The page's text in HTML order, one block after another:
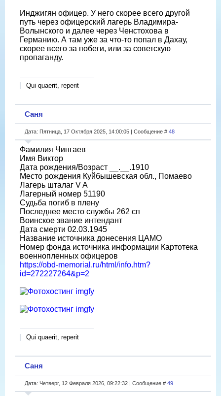
Инджигян офицер. У него скорее всего другой
путь через офицерский лагерь Владимира-
Волынского и далее через Ченстохова в
Германию. А там уже за что-то попал в Дахау,
скорее всего за побеги, или за советскую
пропаганду.
Qui quaerit, reperit
Саня
Дата: Пятница, 17 Октября 2025, 14:00:05 | Сообщение # 48
Фамилия Чингаев
Имя Виктор
Дата рождения/Возраст __.__.1910
Место рождения Куйбышевская обл., Помаево
Лагерь шталаг V A
Лагерный номер 51190
Судьба погиб в плену
Последнее место службы 262 сп
Воинское звание интендант
Дата смерти 02.03.1945
Название источника донесения ЦАМО
Номер фонда источника информации Картотека
военнопленных офицеров
https://obd-memorial.ru/html/info.htm?
id=272227264&p=2
Qui quaerit, reperit
Саня
Дата: Четверг, 12 Февраля 2026, 09:22:32 | Сообщение # 49